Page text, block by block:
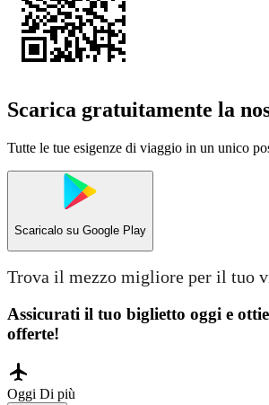
Scarica gratuitamente la
Tutte le tue esigenze di viaggio in un unico
Scaricalo su Google Play
Trova il mezzo migliore per il tuo
Assicurati il ​​tuo biglietto oggi e
offerte!
Oggi Di più